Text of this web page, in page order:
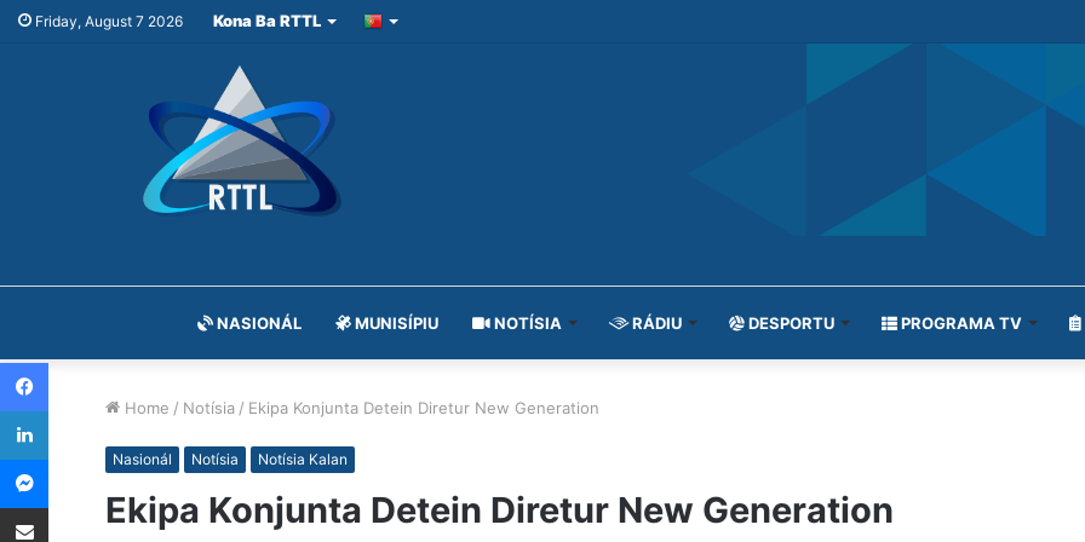
Friday, August 7 2026 Kona Ba RTTL
NASIONÁL MUNISÍPIU NOTÍSIA RÁDIU DESPORTU PROGRAMA TV
Home / Notísia / Ekipa Konjunta Detein Diretur New Generation
Nasionál Notísia Notísia Kalan
Ekipa Konjunta Detein Diretur New Generation
Facebook
LinkedIn
Messenger